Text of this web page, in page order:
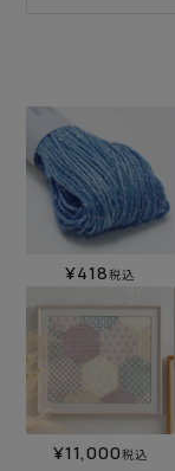
¥418税込
¥11,000税込